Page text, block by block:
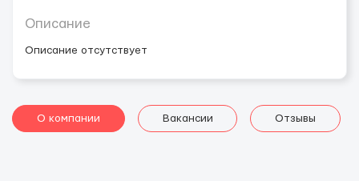
Описание
Описание отсутствует
О компании Вакансии Отзывы